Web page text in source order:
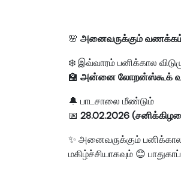
🌸 அனைவருக்கும்
❄️ இவ்வாரம் பனிக்கால
🏫 அன்னை லோறன்ஸ்கூக்
🔔 பாடசாலை மீண்டும்
📅 28.02.2026
✨ அனைவருக்கும் பனிக்கால
மகிழ்ச்சியாகவும் 😊